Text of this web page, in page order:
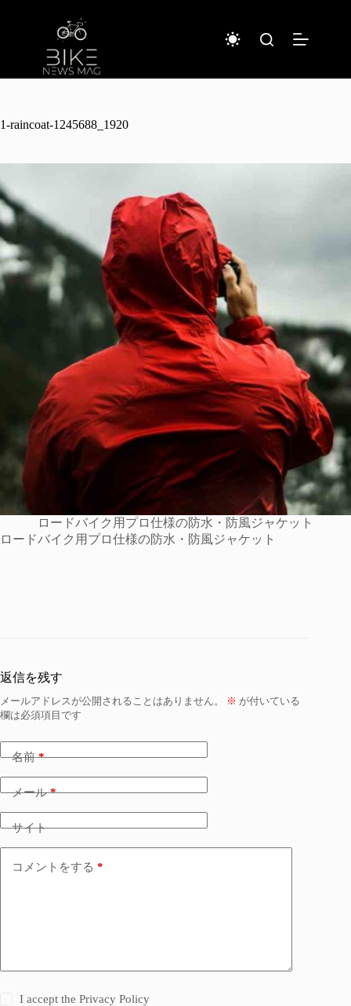
キ
1-raincoat-1245688_1920
ロードバイク用プロ仕様の防水・防風ジャケット
ロードバイク用プロ仕様の防水・防風ジャケット
返信を残す
メールアドレスが公開されることはありません。 ※ が付いている
欄は必須項目です
名前*
メール*
サイト
コメントをする *
I accept thePrivacy Policy